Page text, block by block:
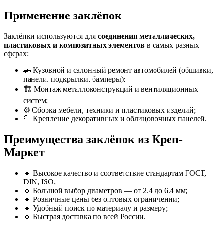
Применение заклёпок
Заклёпки используются для соединения металлических,
пластиковых и композитных элементов в самых разных
сферах:
🚗 Кузовной и салонный ремонт автомобилей (обшивки,
панели, подкрылки, бамперы);
🏗️ Монтаж металлоконструкций и вентиляционных
систем;
⚙️ Сборка мебели, техники и пластиковых изделий;
🔩 Крепление декоративных и облицовочных панелей.
Преимущества заклёпок из Креп-
Маркет
🔹 Высокое качество и соответствие стандартам ГОСТ,
DIN, ISO;
🔹 Большой выбор диаметров — от 2.4 до 6.4 мм;
🔹 Розничные цены без оптовых ограничений;
🔹 Удобный поиск по материалу и размеру;
🔹 Быстрая доставка по всей России.